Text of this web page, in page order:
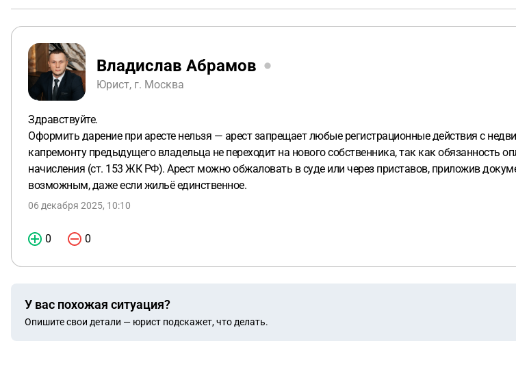
Владислав Абрамов
Юрист, г. Москва
Здравствуйте.
Оформить дарение при аресте нельзя — арест запрещает любые регистрационные действия с
капремонту предыдущего владельца не переходит на нового собственника, так как обязанность
начисления (ст. 153 ЖК РФ). Арест можно обжаловать в суде или через приставов, приложив
возможным, даже если жильё единственное.
06 декабря 2025, 10:10
0 0
У вас похожая ситуация?
Опишите свои детали — юрист подскажет, что делать.